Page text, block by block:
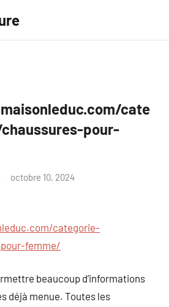
cate
pour-
octobre 10, 2024
categorie-
femme/
beaucoup d’informations
déjà menue. Toutes les